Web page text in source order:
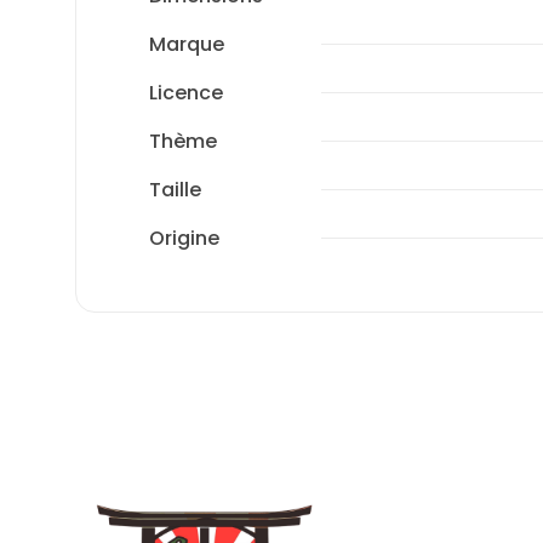
Marque
Licence
Thème
Taille
Origine